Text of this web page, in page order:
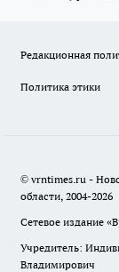
Редакционная
Политика этики
© vrntimes.ru -
области, 2004-2026
Сетевое издание
Учредитель:
Владимирович